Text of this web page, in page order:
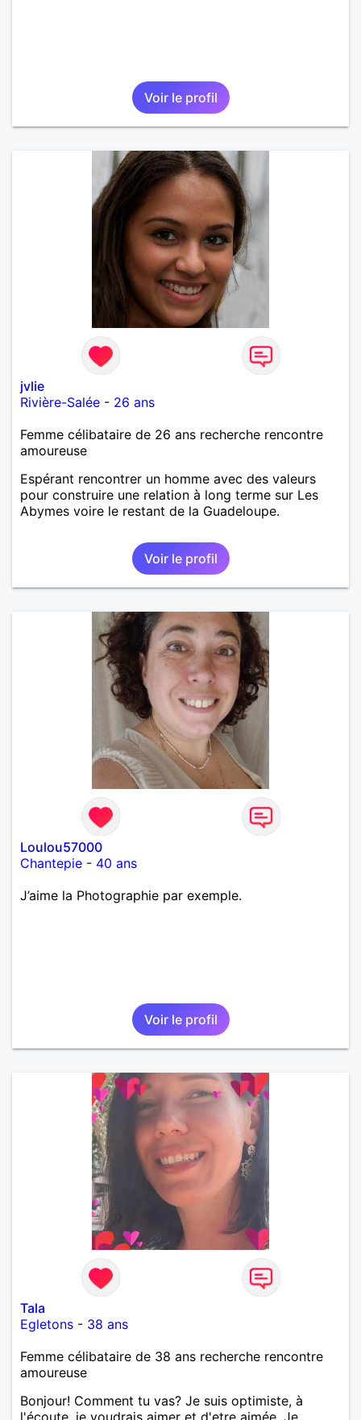
Voir le profil
jvlie
Rivière-Salée - 26 ans
Femme célibataire de 26 ans recherche rencontre
amoureuse
Espérant rencontrer un homme avec des valeurs
pour construire une relation à long terme sur Les
Abymes voire le restant de la Guadeloupe.
Voir le profil
Loulou57000
Chantepie - 40 ans
J’aime la Photographie par exemple.
Voir le profil
Tala
Egletons - 38 ans
Femme célibataire de 38 ans recherche rencontre
amoureuse
Bonjour! Comment tu vas? Je suis optimiste, à
l'écoute, je voudrais aimer et d'etre aimée. Je